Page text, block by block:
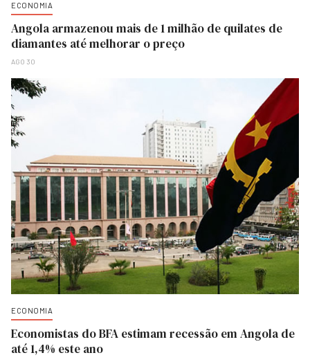
ECONOMIA
Angola armazenou mais de 1 milhão de quilates de
diamantes até melhorar o preço
AGO 30
ECONOMIA
Economistas do BFA estimam recessão em Angola de
até 1,4% este ano